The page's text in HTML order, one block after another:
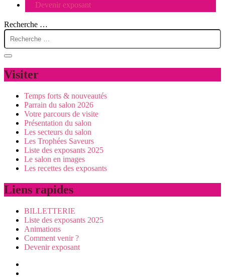
Devenir exposant
Recherche …
Visiter
Temps forts & nouveautés
Parrain du salon 2026
Votre parcours de visite
Présentation du salon
Les secteurs du salon
Les Trophées Saveurs
Liste des exposants 2025
Le salon en images
Les recettes des exposants
Liens rapides
BILLETTERIE
Liste des exposants 2025
Animations
Comment venir ?
Devenir exposant